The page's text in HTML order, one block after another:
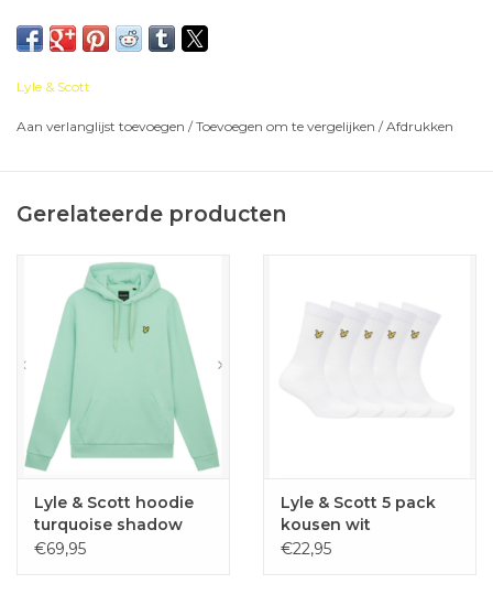
Lyle & Scott
Aan verlanglijst toevoegen /Toevoegen om te vergelijken /Afdrukken
Gerelateerde producten
Lyle & Scott hoodie
turquoise shadow
€69,95
Lyle & Scott 5 pack
kousen wit
€22,95